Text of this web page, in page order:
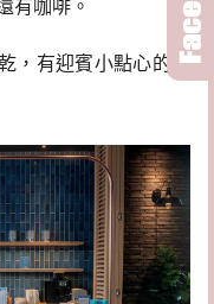
有咖啡。
，有迎賓小點心的住